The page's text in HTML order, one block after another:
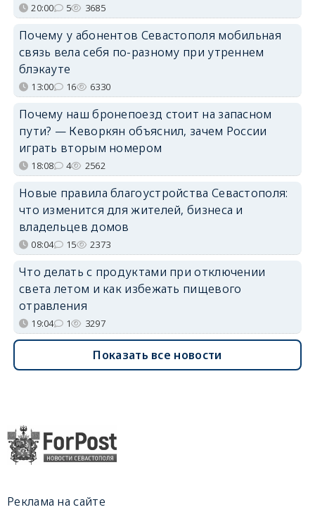
20:00 5 3685
Почему у абонентов Севастополя мобильная
связь вела себя по-разному при утреннем
блэкауте
13:00 16 6330
Почему наш бронепоезд стоит на запасном
пути? — Кеворкян объяснил, зачем России
играть вторым номером
18:08 4 2562
Новые правила благоустройства Севастополя:
что изменится для жителей, бизнеса и
владельцев домов
08:04 15 2373
Что делать с продуктами при отключении
света летом и как избежать пищевого
отравления
19:04 1 3297
Показать все новости
Реклама на сайте